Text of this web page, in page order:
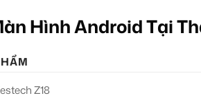
Hình Android Tại
Z18